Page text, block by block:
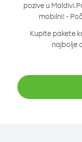
pozive u Maldivi.
mobilni! -
Kupite pakete
najbolje